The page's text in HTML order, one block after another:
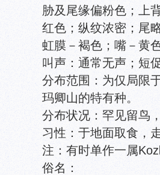
胁及尾缘偏粉色；上
红色；纵纹浓密；尾略
虹膜－褐色；嘴－黄
叫声：通常无声；短
分布范围：为仅局限
玛卿山的特有种。
分布状况：罕见留鸟
习性：于地面取食，
注：有时单作一属
俗名：